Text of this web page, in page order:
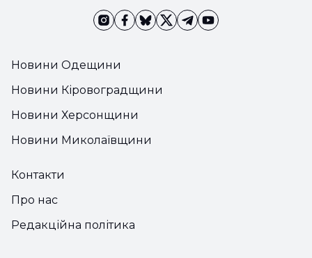
Новини Одещини
Новини Кіровоградщини
Новини Херсонщини
Новини Миколаївщини
Контакти
Про нас
Редакційна політика